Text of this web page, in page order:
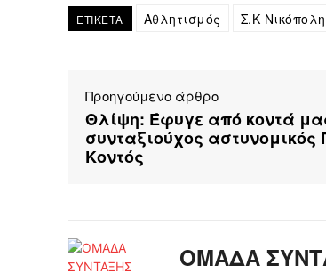
ΕΤΙΚΕΤΑ Αθλητισμός Σ.Κ Νικόπολη
Προηγούμενο άρθρο
Θλίψη: Έφυγε από κοντά
συνταξιούχος αστυνομικός
Κοντός
ΟΜΑΔΑ